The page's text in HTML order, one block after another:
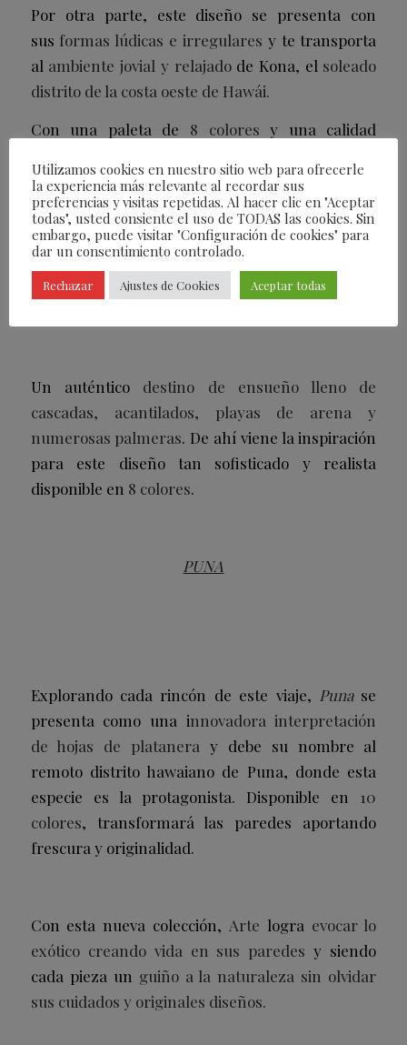
Por otra parte, este diseño se presenta con
sus formas lúdicas e irregulares y te transporta
al ambiente jovial y relajadode Kona, el soleado
distrito de la costa oeste de Hawái.
Con una paleta de 8 coloresy una calidad
y sofisticación en cada rincón que adorna.
MAUI
Un auténtico destino de ensueño lleno de
cascadas, acantilados, playas de arena y
numerosas palmeras. De ahí viene la inspiración
para este diseño tan sofisticado y realista
disponible en 8 colores.
PUNA
Explorando cada rincón de este viaje, Punase
presenta como una innovadora interpretación
de hojas de platanera y debe su nombre al
remoto distrito hawaiano de Puna, donde esta
especie es la protagonista. Disponible en 10
colores, transformará las paredes aportando
frescura y originalidad.
Con esta nueva colección, Arte logra evocar lo
exótico creando vida en sus paredesy siendo
cada pieza un guiño a la naturaleza sin olvidar
sus cuidados y originales diseños.
Utilizamos cookies en nuestro sitio web para ofrecerle
la experiencia más relevante al recordar sus
preferencias y visitas repetidas. Al hacer clic en "Aceptar
todas", usted consiente el uso de TODAS las cookies. Sin
embargo, puede visitar "Configuración de cookies" para
dar un consentimiento controlado.
Rechazar Ajustes de Cookies Aceptar todas